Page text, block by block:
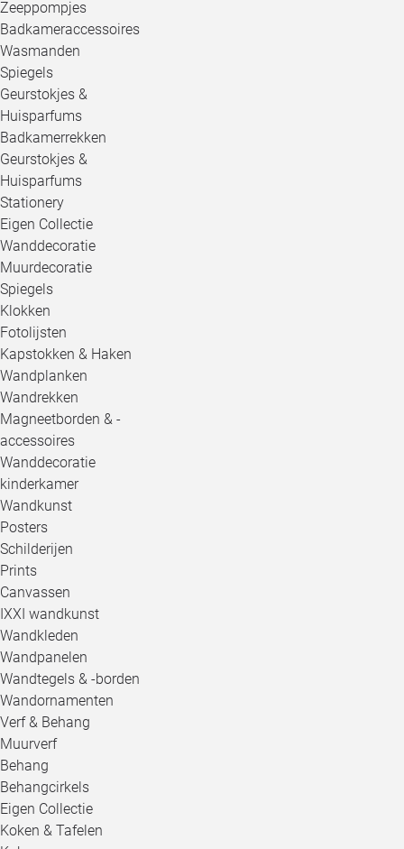
Zeeppompjes
Badkameraccessoires
Wasmanden
Spiegels
Geurstokjes &
Huisparfums
Badkamerrekken
Geurstokjes &
Huisparfums
Stationery
Eigen Collectie
Wanddecoratie
Muurdecoratie
Spiegels
Klokken
Fotolijsten
Kapstokken & Haken
Wandplanken
Wandrekken
Magneetborden & -
accessoires
Wanddecoratie
kinderkamer
Wandkunst
Posters
Schilderijen
Prints
Canvassen
IXXI wandkunst
Wandkleden
Wandpanelen
Wandtegels & -borden
Wandornamenten
Verf & Behang
Muurverf
Behang
Behangcirkels
Eigen Collectie
Koken & Tafelen